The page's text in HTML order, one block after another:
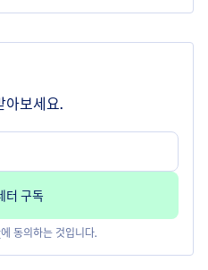
아보세요.
에 동의하는 것입니다.